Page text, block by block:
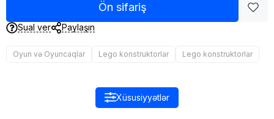
Ön sifariş
Sual ver Paylaşın
Oyun və Oyuncaqlar Lego konstruktorlar Lego konstruktorlar
Xüsusiyyətlər